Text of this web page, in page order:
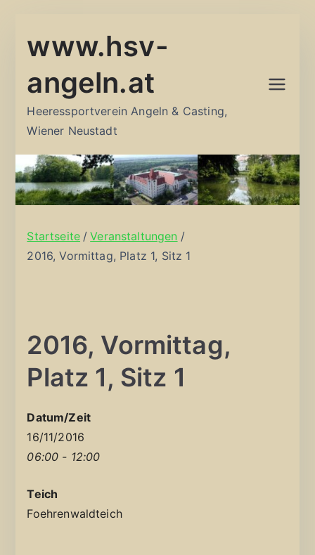
Inhalt
www.hsv-
angeln.at
Heeressportverein Angeln & Casting,
Wiener Neustadt
Startseite
Veranstaltungen
2016, Vormittag, Platz 1, Sitz 1
2016, Vormittag,
Platz 1, Sitz 1
Datum/Zeit
16/11/2016
06:00 - 12:00
Teich
Foehrenwaldteich